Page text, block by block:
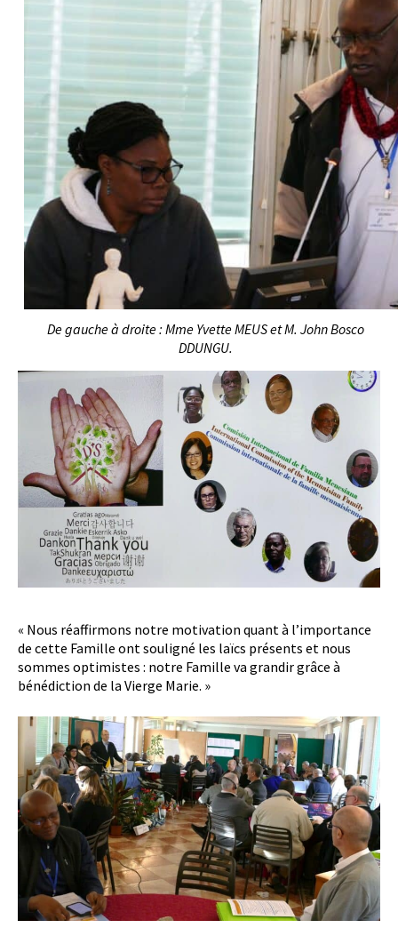
De gauche à droite : Mme Yvette MEUS et M. John Bosco
DDUNGU.
« Nous réaffirmons notre motivation quant à l’importance
de cette Famille ont souligné les laïcs présents et nous
sommes optimistes : notre Famille va grandir grâce à
bénédiction de la Vierge Marie. »